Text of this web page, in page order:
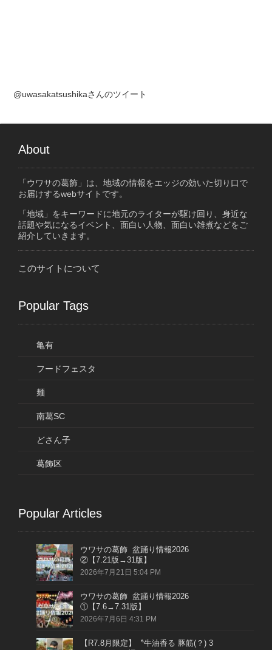
@uwasakatsushikaさんのツイート
About
「ウワサの葛飾」は、地域の情報をエッジの効いた切り口で
お届けするwebサイトです。
「地域」をキーワードに地元のライターが駆け回り、身近な
話題や気になるイベント、面白い人物、面白い雑煮などをご
紹介していきます。
このサイトについて
Popular Tags
亀有
フードフェスタ
麺
南葛SC
どさん子
葛飾区
Popular Articles
ウワサの葛飾 盆踊り情報2026
②【7.21版→31版】
2026年7月21日 5:04 PM
ウワサの葛飾 盆踊り情報2026
①【7.6→7.31版】
2026年7月6日 4:31 PM
【R7.8月限定】〝牛油香る 豚筋(？) 3